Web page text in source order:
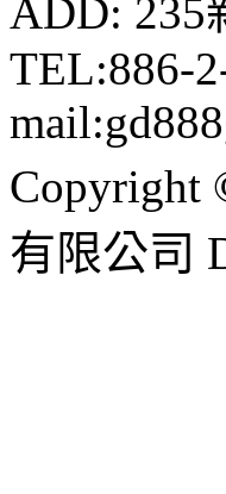
ADD: 235
TEL:886-
Copyright
有限公司